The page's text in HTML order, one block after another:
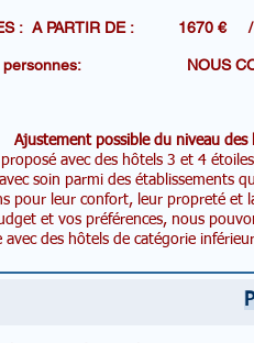
: A PARTIR DE : 1670
6 personnes: NOUS
Ajustement possible du niveau des
avec des hôtels 3 et 4
soin parmi des établissements
pour leur confort, leur propreté et
et vos préférences, nous
avec des hôtels de catégorie